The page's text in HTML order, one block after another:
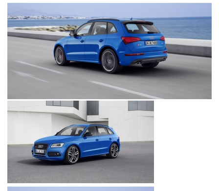
Przelicznik mocy
Auto z niemiec
Galerie